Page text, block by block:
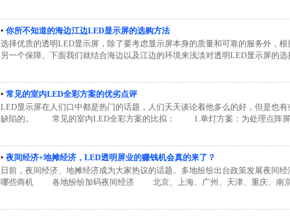
• 你所不知道的海边江边LED显示屏的选购方法
选择优质的透明LED显示屏，除了要考虑显示屏本身的质量和可靠的服务外，
另一个保障。下面我们就结合海边以及江边的环境来浅淡对透明LED显示屏
• 常见的室内LED全彩方案的优劣点评
LED显示屏在人们口中都是热门的话题，人们天天谈论着他多么的好，但是也
缺陷的。 常见的室内LED全彩方案的比拟： 1.单灯方案：为处理点阵屏
• 夜间经济+地摊经济，LED透明屏业的赚钱机会真的来了？
日前，夜间经济、地摊经济成为大家热议的话题。多地纷纷出台政策发展夜间
哪些商机 各地纷纷加码夜间经济 北京、上海、广州、天津、重庆、南京